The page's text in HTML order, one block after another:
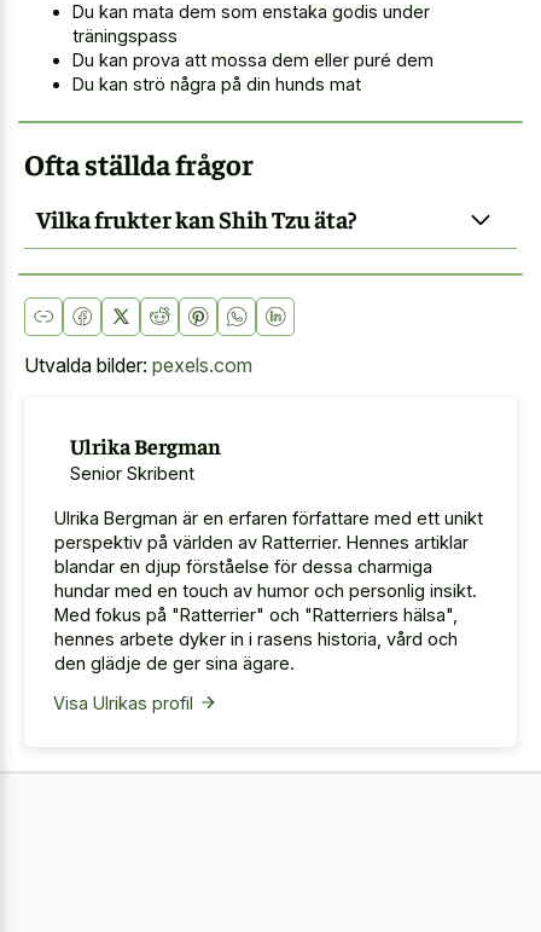
Du kan mata dem som enstaka godis under
träningspass
Du kan prova att mossa dem eller puré dem
Du kan strö några på din hunds mat
Ofta ställda frågor
Vilka frukter kan Shih Tzu äta?
Utvalda bilder: pexels.com
Ulrika Bergman
Senior Skribent
Ulrika Bergman är en erfaren författare med ett unikt
perspektiv på världen av Ratterrier. Hennes artiklar
blandar en djup förståelse för dessa charmiga
hundar med en touch av humor och personlig insikt.
Med fokus på "Ratterrier" och "Ratterriers hälsa",
hennes arbete dyker in i rasens historia, vård och
den glädje de ger sina ägare.
Visa Ulrikas profil